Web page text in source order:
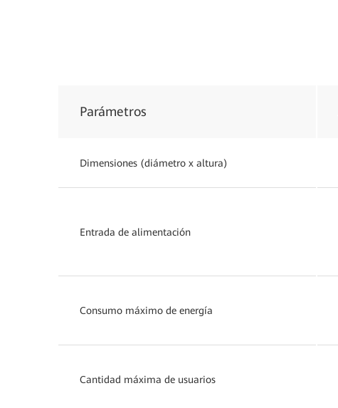
Parámetros
Dimensiones (diámetro x altura)
Entrada de alimentación
Consumo máximo de energía
Cantidad máxima de usuarios